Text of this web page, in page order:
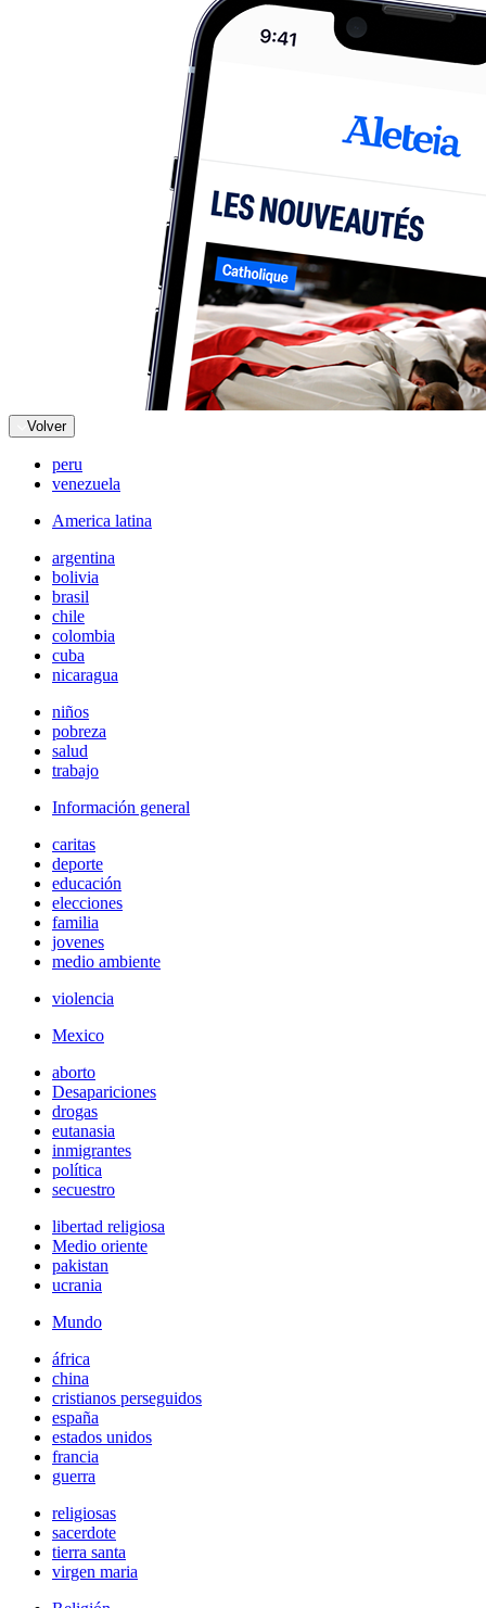
Volver
peru
venezuela
America latina
argentina
bolivia
brasil
chile
colombia
cuba
nicaragua
niños
pobreza
salud
trabajo
Información general
caritas
deporte
educación
elecciones
familia
jovenes
medio ambiente
violencia
Mexico
aborto
Desapariciones
drogas
eutanasia
inmigrantes
política
secuestro
libertad religiosa
Medio oriente
pakistan
ucrania
Mundo
áfrica
china
cristianos perseguidos
españa
estados unidos
francia
guerra
religiosas
sacerdote
tierra santa
virgen maria